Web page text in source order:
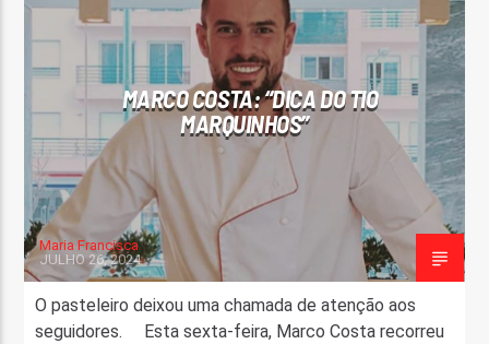
FAIXA ATUAL
TÍTULO
ARTISTA
ON FM
MARCO COSTA: “DICA DO TIO
MARQUINHOS”
Maria Francisca
JULHO 26, 2024
O pasteleiro deixou uma chamada de atenção aos
seguidores. Esta sexta-feira, Marco Costa recorreu